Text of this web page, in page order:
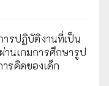
ารปฏิบัติงานที่เป็น
านเกมการศึกษารูป
รคิดของเด็ก